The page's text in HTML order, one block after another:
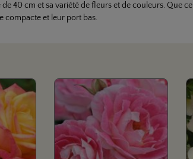
40 cm et sa variété de fleurs et de couleurs. Que ce
compacte et leur port bas.